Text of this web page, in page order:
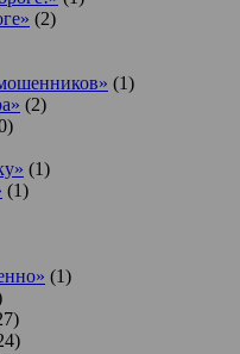
(2)
(1)
(2)
(1)
(1)
(1)